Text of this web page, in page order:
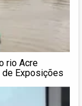
rio Acre
de Exposições